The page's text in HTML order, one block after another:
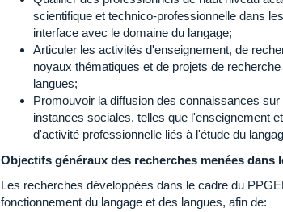
scientifique et technico-professionnelle dans
interface avec le domaine du langage;
Articuler les activités d'enseignement, de
noyaux thématiques et de projets de
langues;
Promouvoir la diffusion des connaissances
instances sociales, telles que l'enseignement
d'activité professionnelle liés à l'étude du
Objectifs généraux des recherches menées dans
Les recherches développées dans le cadre du
fonctionnement du langage et des langues, afin de: